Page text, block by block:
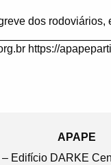
dos
https://
APAPE
Edifício DARKE